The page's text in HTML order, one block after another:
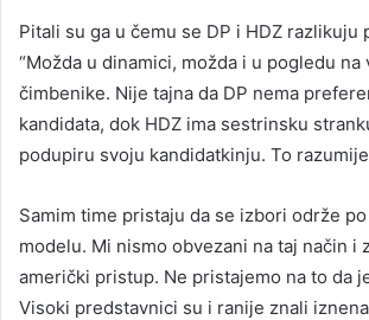
Pitali su ga u čemu se DP i HDZ razlikuju
“Možda u dinamici, možda i u pogledu
čimbenike. Nije tajna da DP nema
kandidata, dok HDZ ima sestrinsku
podupiru svoju kandidatkinju. To
Samim time pristaju da se izbori održe
modelu. Mi nismo obvezani na taj način i
američki pristup. Ne pristajemo na to da
Visoki predstavnici su i ranije znali